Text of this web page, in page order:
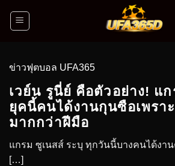
ข่าวฟุตบอล UFA365
เวย์น รูนี่ย์ คือตัวอย่าง! แ
ยุคนี้คนได้งานกุนซือเพรา
มากกว่าฝีมือ
แกรม ซูเนสส์ ระบุ ทุกวันนี้บางคนได้งา
[…]